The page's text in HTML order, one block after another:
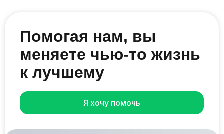
Помогая нам, вы
меняете чью-то жизнь
к лучшему
Я хочу помочь